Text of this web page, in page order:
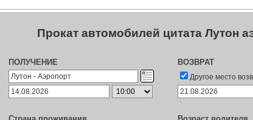
Прокат автомобилей цитата Лутон
ПОЛУЧЕНИЕ ВОЗВРАТ
Другое место